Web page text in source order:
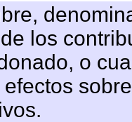
los
o